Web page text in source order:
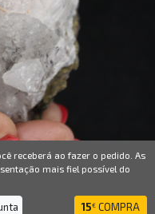
receberá ao fazer o pedido. As
mais fiel possível do
15€ COMPRA